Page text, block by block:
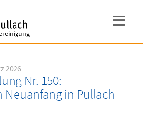
2026
Nr. 150:
Neuanfang in Pullach